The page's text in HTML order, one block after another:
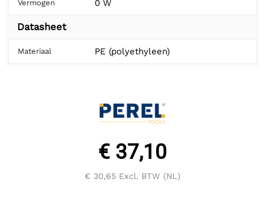
Vermogen 0 W
Datasheet
Materiaal PE (polyethyleen)
€ 37,10
€ 30,65 Excl. BTW (NL)